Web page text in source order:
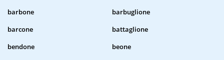
barbone
barbuglione
barcone
battaglione
bendone
beone